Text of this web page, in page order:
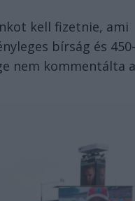
kell fizetnie, ami
bírság és 450-
nem kommentálta a